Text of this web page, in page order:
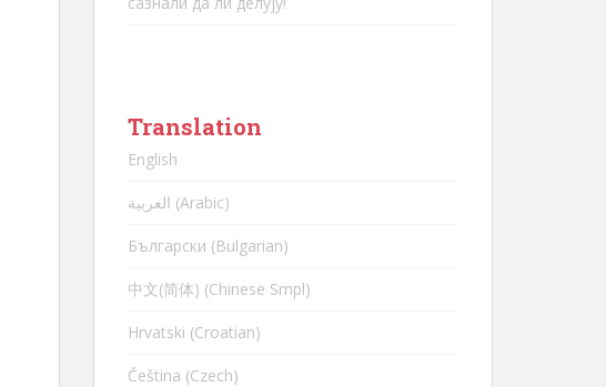
Translation
English
العربية (Arabic)
Български (Bulgarian)
中文(简体) (Chinese Smpl)
Hrvatski (Croatian)
Čeština (Czech)